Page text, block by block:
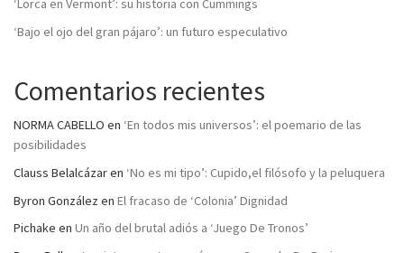
‘Lorca en Vermont’: su historia con Cummings
‘Bajo el ojo del gran pájaro’: un futuro especulativo
Comentarios recientes
NORMA CABELLO en ‘En todos mis universos’: el poemario de las
posibilidades
Clauss Belalcázaren ‘No es mi tipo’: Cupido,el filósofo y la peluquera
Byron González en El fracaso de ‘Colonia’ Dignidad
Pichake en Un año del brutal adiós a ‘Juego De Tronos’